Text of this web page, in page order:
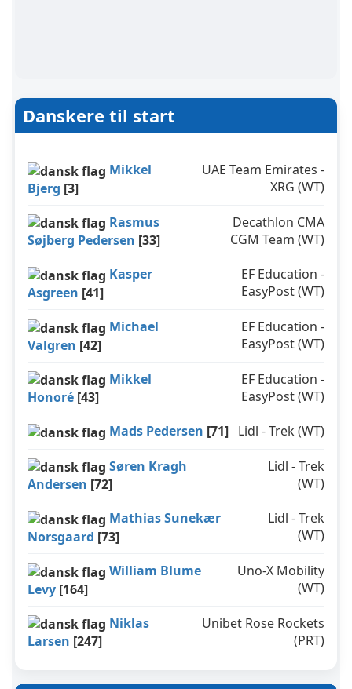
Danskere til start
Mikkel
Bjerg [3]
UAE Team Emirates -
XRG (WT)
Rasmus
Søjberg Pedersen [33]
Decathlon CMA
CGM Team (WT)
Kasper
Asgreen [41]
EF Education -
EasyPost (WT)
Michael
Valgren [42]
EF Education -
EasyPost (WT)
Mikkel
Honoré [43]
EF Education -
EasyPost (WT)
Mads Pedersen [71] Lidl - Trek (WT)
Søren Kragh
Andersen [72]
Lidl - Trek
(WT)
Mathias Sunekær
Norsgaard [73]
Lidl - Trek
(WT)
William Blume
Levy [164]
Uno-X Mobility
(WT)
Niklas
Larsen [247]
Unibet Rose Rockets
(PRT)